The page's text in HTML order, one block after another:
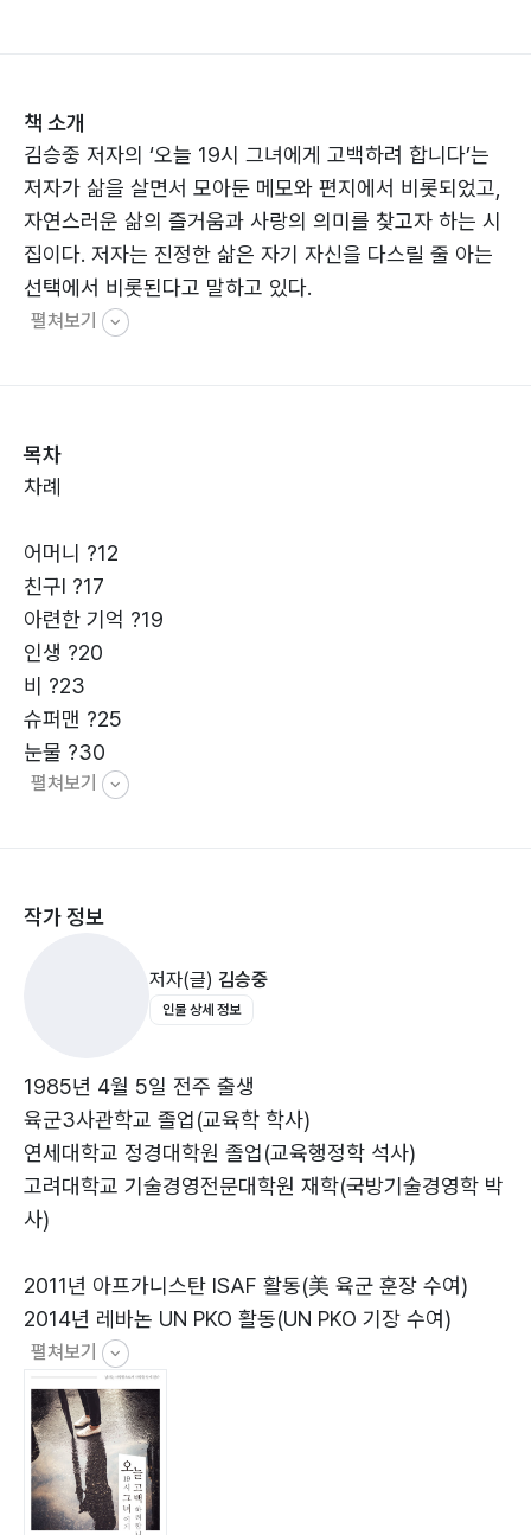
책 소개
김승중 저자의 ‘오늘 19시 그녀에게 고백하려 합니다’는
저자가 삶을 살면서 모아둔 메모와 편지에서 비롯되었고,
자연스러운 삶의 즐거움과 사랑의 의미를 찾고자 하는 시
집이다. 저자는 진정한 삶은 자기 자신을 다스릴 줄 아는
선택에서 비롯된다고 말하고 있다.
펼쳐보기
목차
차례
어머니 ?12
친구Ⅰ ?17
아련한 기억 ?19
인생 ?20
비 ?23
슈퍼맨 ?25
눈물 ?30
아버지 ?36
마을버스 ?48
버들개 ?61
거꾸로 신은 신발 ?64
전화 Ⅰ ?66
비밀 ?70
바다 ?72
약속 ?78
전화 Ⅱ ?81
낙엽 ?83
자전거 ?84
친구 Ⅱ ?87
남자 서른 ?92
펼쳐보기
작가 정보
저자(글) 김승중
인물 상세 정보
1985년 4월 5일 전주 출생
육군3사관학교 졸업(교육학 학사)
연세대학교 정경대학원 졸업(교육행정학 석사)
고려대학교 기술경영전문대학원 재학(국방기술경영학 박
사)
2011년 아프가니스탄 ISAF 활동(美 육군 훈장 수여)
2014년 레바논 UN PKO 활동(UN PKO 기장 수여)
펼쳐보기